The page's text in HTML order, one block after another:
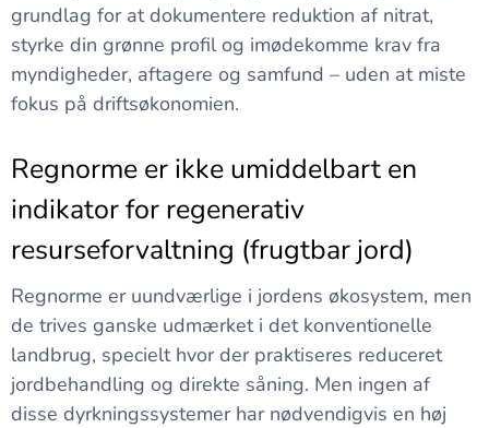
grundlag for at dokumentere reduktion af nitrat,
styrke din grønne profil og imødekomme krav fra
myndigheder, aftagere og samfund – uden at miste
fokus på driftsøkonomien.
Regnorme er ikke umiddelbart en
indikator for regenerativ
resurseforvaltning (frugtbar jord)
Regnorme er uundværlige i jordens økosystem, men
de trives ganske udmærket i det konventionelle
landbrug, specielt hvor der praktiseres reduceret
jordbehandling og direkte såning. Men ingen af
disse dyrkningssystemer har nødvendigvis en høj